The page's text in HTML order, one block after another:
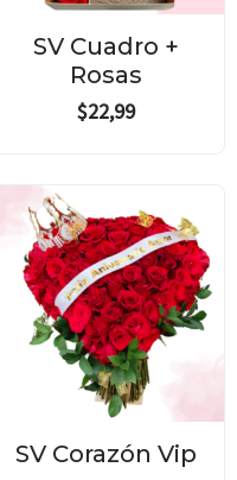
SV Cuadro +
Rosas
$22,99
SV Corazón Vip